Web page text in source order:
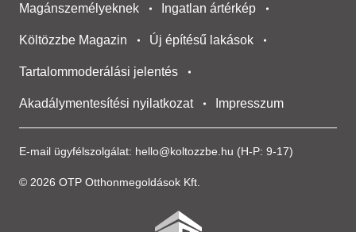
E-mail ügyfélszolgálat: hello@koltozzbe.hu (H-P: 9-17)
© 2026 OTP Otthonmegoldások Kft.
Magánszemélyeknek Ingatlan ártérkép
Költözzbe Magazin Új építésű lakások
Tartalommoderálási jelentés
Akadálymentesítési nyilatkozat Impresszum